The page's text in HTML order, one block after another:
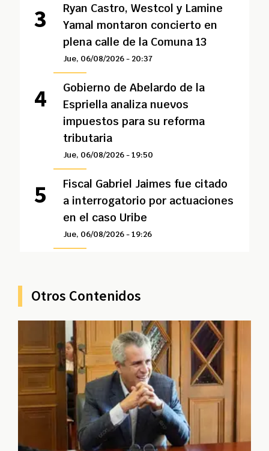
Ryan Castro, Westcol y Lamine
Yamal montaron concierto en
plena calle de la Comuna 13
Jue, 06/08/2026 - 20:37
Gobierno de Abelardo de la
Espriella analiza nuevos
impuestos para su reforma
tributaria
Jue, 06/08/2026 - 19:50
Fiscal Gabriel Jaimes fue citado
a interrogatorio por actuaciones
en el caso Uribe
Jue, 06/08/2026 - 19:26
Otros Contenidos